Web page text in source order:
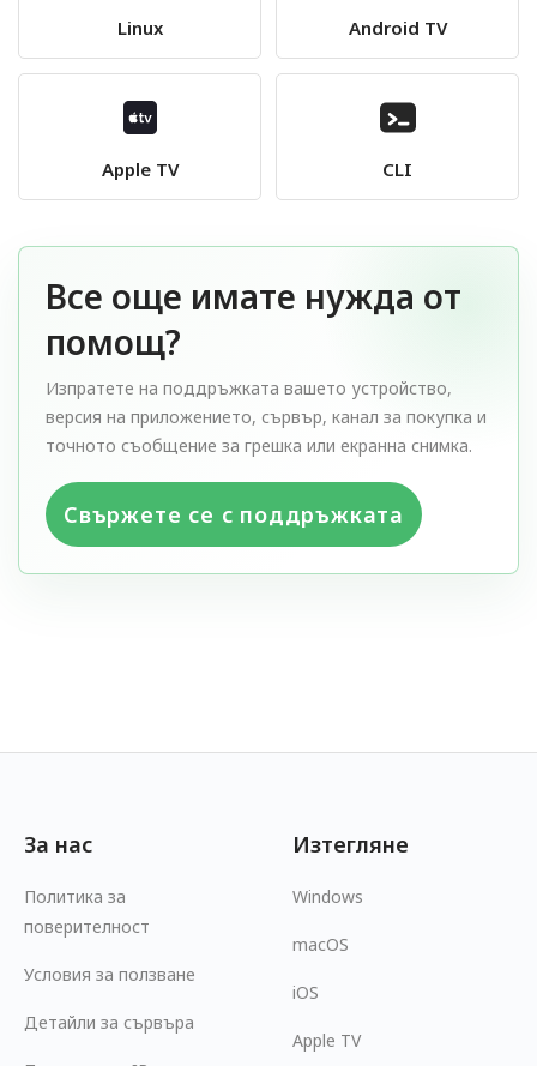
Linux Android TV
Apple TV CLI
Все още имате нужда от
помощ?
Изпратете на поддръжката вашето устройство,
версия на приложението, сървър, канал за покупка и
точното съобщение за грешка или екранна снимка.
Свържете се с поддръжката
За нас
Политика за
поверителност
Условия за ползване
Детайли за сървъра
Изтегляне
Windows
macOS
iOS
Apple TV